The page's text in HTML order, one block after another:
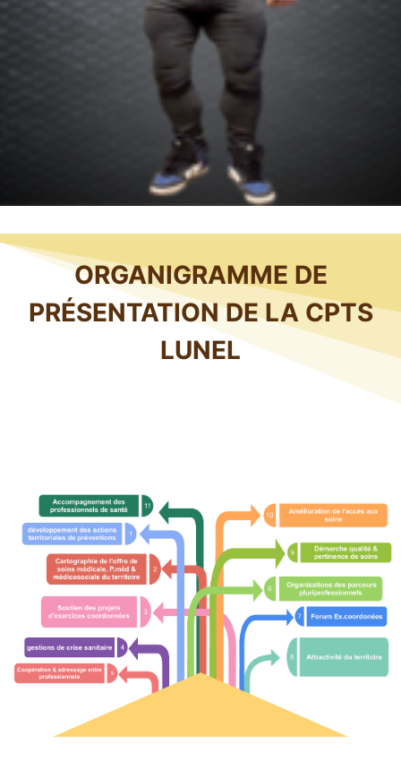
ORGANIGRAMME DE
PRÉSENTATION DE LA CPTS
LUNEL